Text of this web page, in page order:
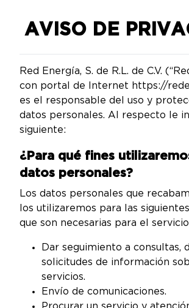
AVISO DE
Red Energía, S. de R.L. de C.V.
con portal de Internet https://
es el responsable del uso y
datos personales. Al respecto le
siguiente:
¿Para qué fines
datos personales?
Los datos personales que
los utilizaremos para las
que son necesarias para el
Dar seguimiento a consultas,
solicitudes de información
servicios.
Envío de comunicaciones.